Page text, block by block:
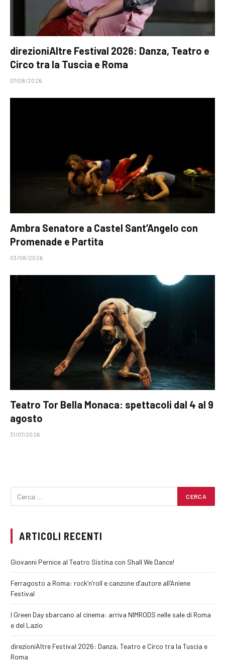
direzioniAltre Festival 2026: Danza, Teatro e
Circo tra la Tuscia e Roma
07/08/2026
Ambra Senatore a Castel Sant’Angelo con
Promenade e Partita
03/08/2026
Teatro Tor Bella Monaca: spettacoli dal 4 al 9
agosto
31/07/2026
ARTICOLI RECENTI
Giovanni Pernice al Teatro Sistina con Shall We Dance!
Ferragosto a Roma: rock’n’roll e canzone d’autore all’Aniene
Festival
I Green Day sbarcano al cinema: arriva NIMRODS nelle sale di Roma
e del Lazio
direzioniAltre Festival 2026: Danza, Teatro e Circo tra la Tuscia e
Roma